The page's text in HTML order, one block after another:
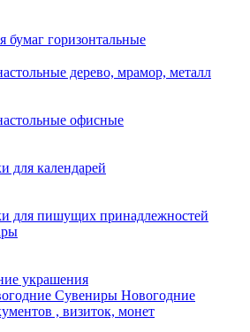
бумаг горизонтальные
дерево, мрамор, металл
офисные
для календарей
для пишущих принадлежностей
украшения
Сувениры Новогодние
, визиток, монет